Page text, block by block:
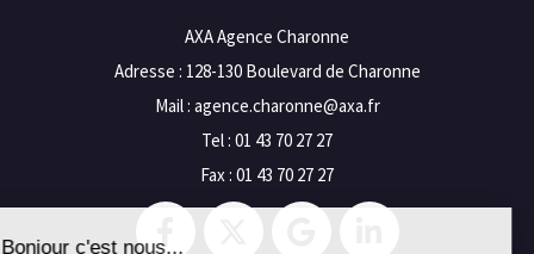
AXA Agence Charonne
Adresse : 128-130 Boulevard de Charonne
Mail : agence.charonne@axa.fr
Tel : 01 43 70 27 27
Fax : 01 43 70 27 27